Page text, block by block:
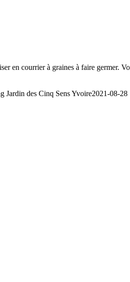
en courrier à graines à faire germer.
Jardin des Cinq Sens Yvoire2021-08-28